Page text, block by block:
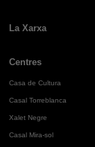
La Xarxa
Centres
Casa de Cultura
Casal Torreblanca
Xalet Negre
Casal Mira-sol